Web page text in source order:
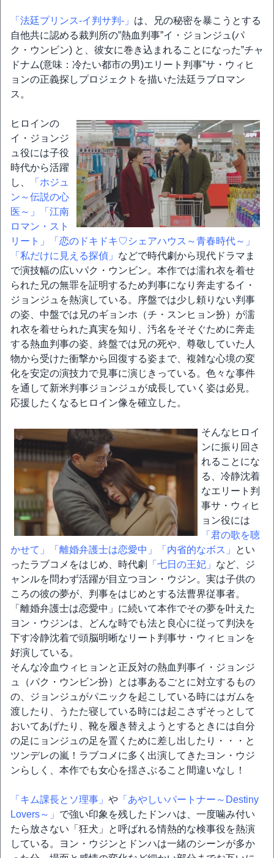
「法廷プリンス‐イ判サ判‐」 は、兄の秘密を暴こうとする
自他共に認める裁判所の‟熱血判事”イ・ジョンジュ(パ
ク・ウンビン) と、彼女に巻き込まれることになった‟チャ
ドナム(意味：冷たい都市の男)エリート判事”サ・ウィヒ
ョンの正義探しプロジェクトを描いた法廷ラブロマン
ス。
ヒロインの
イ・ジョンジ
ュ役には子役
時代から活躍
し、
「ホジュ
ン～伝説の心
医～」
「江南
ロマン・スト
リート」
「恋のドキドキ♡シェアハウス～青春時代～」
「私だけに見える探偵」 などで時代劇から現代ドラマま
で演技幅の広いパク・ウンビン。本作では濡れ衣を着せ
られた兄の無罪を証明するため判事になり奔走するイ・
ジョンジュを熱演している。序盤では少し頼りない判事
の姿、中盤では兄のギョンホ（チ・スンヒョン扮）が濡
れ衣を着せられた真実を知り、汚名をそそぐために奔走
する熱血判事の姿、終盤では兄の死や、尊敬していた人
物から受けた衝撃から回復する姿まで、複雑な心境の変
化を安定の演技力で見事に演じきっている。色々な事件
を通して新米判事ジョンジュが成長していく姿は必見。
応援したくなるヒロイン像を確立した。
そんなヒロイ
ンに振り回さ
れることにな
る、冷静沈着
なエリート判
事サ・ウィヒ
ョン役には
「君の歌を聴
かせて」
「離婚弁護士は恋愛中」 「内省的なボス」
とい
ったラブコメをはじめ、時代劇
「七日の王妃」 など、ジ
ャンルを問わず活躍が目立つヨン・ウジン。実は子供の
ころの彼の夢が、判事をはじめとする法曹界従事者。
「離婚弁護士は恋愛中」に続いて本作でその夢を叶えた
ヨン・ウジンは、どんな時でも法と良心に従って判決を
下す冷静沈着で頭脳明晰なリート判事サ・ウィヒョンを
好演している。
そんな冷血ウィヒョンと正反対の熱血判事イ・ジョンジ
ュ（パク・ウンビン扮）とは事あるごとに対立するもの
の、ジョンジュがパニックを起こしている時にはガムを
渡したり、うたた寝している時には起こさずそっとして
おいてあげたり、靴を履き替えようとするときには自分
の足にョンジュの足を置くために差し出したり・・・と
ツンデレの嵐！ラブコメに多く出演してきたヨン・ウジ
ンらしく、本作でも女心を揺さぶること間違いなし！
「キム課長とソ理事」 や 「あやしいパートナー～Destiny
Lovers～」 で強い印象を残したドンハは、一度噛み付い
たら放さない「狂犬」と呼ばれる情熱的な検事役を熱演
している。ヨン・ウジンとドンハは一緒のシーンが多か